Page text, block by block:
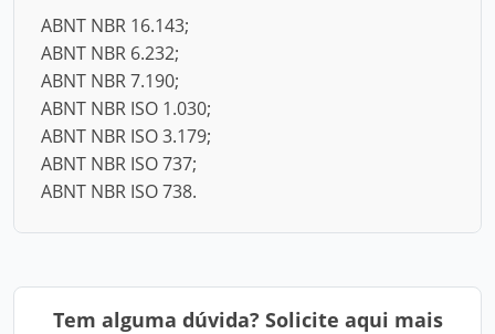
ABNT NBR 16.143;
ABNT NBR 6.232;
ABNT NBR 7.190;
ABNT NBR ISO 1.030;
ABNT NBR ISO 3.179;
ABNT NBR ISO 737;
ABNT NBR ISO 738.
Tem alguma dúvida? Solicite aqui mais